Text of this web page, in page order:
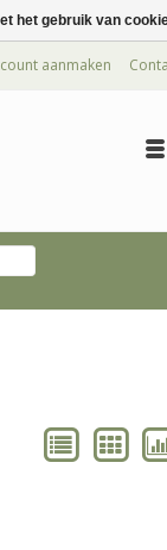
aanmaken
het gebruik van